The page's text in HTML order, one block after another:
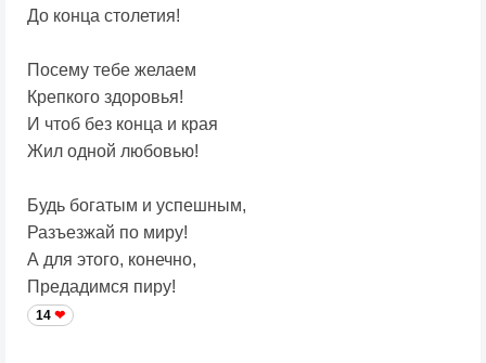
До конца столетия!
Посему тебе желаем
Крепкого здоровья!
И чтоб без конца и края
Жил одной любовью!
Будь богатым и успешным,
Разъезжай по миру!
А для этого, конечно,
Предадимся пиру!
14